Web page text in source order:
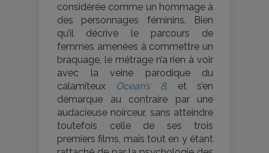
considérée comme un hommage à
des personnages féminins. Bien
qu’il décrive le parcours de
femmes amenées à commettre un
braquage, le métrage n’a rien à voir
avec la veine parodique du
calamiteux
Ocean’s 8, et s’en
démarque au contraire par une
audacieuse noirceur, sans atteindre
toutefois celle de ses trois
premiers films, mais tout en y étant